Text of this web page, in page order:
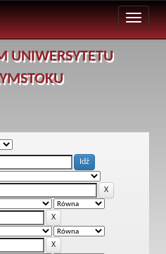
UNIWERSYTETU